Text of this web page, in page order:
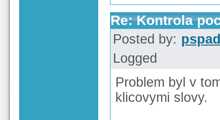
Re: Kontrola
Posted by:
Logged
Problem byl v
klicovymi slovy.